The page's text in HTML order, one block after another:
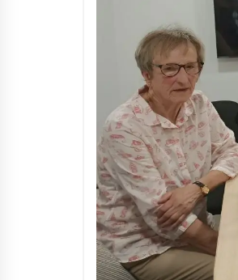
Mila
2021/
Segura
urteez
2021/
Hala
saioan
2021/